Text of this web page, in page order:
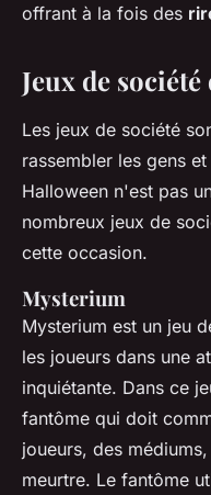
offrant à la fois des
Jeux de
Les jeux de société
rassembler les gens
Halloween n'est pas
nombreux jeux de
cette occasion.
Mysterium
Mysterium est un jeu
les joueurs dans une
inquiétante. Dans ce
fantôme qui doit
joueurs, des
meurtre. Le fantôme